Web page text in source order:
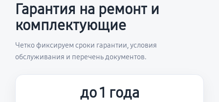
Гарантия на ремонт и
комплектующие
Четко фиксируем сроки гарантии, условия
обслуживания и перечень документов.
до 1 года